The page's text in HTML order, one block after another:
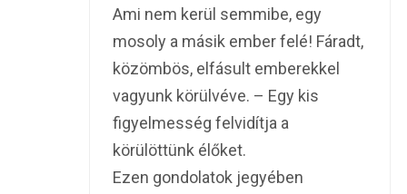
Ami nem kerül semmibe, egy
mosoly a másik ember felé! Fáradt,
közömbös, elfásult emberekkel
vagyunk körülvéve. – Egy kis
figyelmesség felvidítja a
körülöttünk élőket.
Ezen gondolatok jegyében